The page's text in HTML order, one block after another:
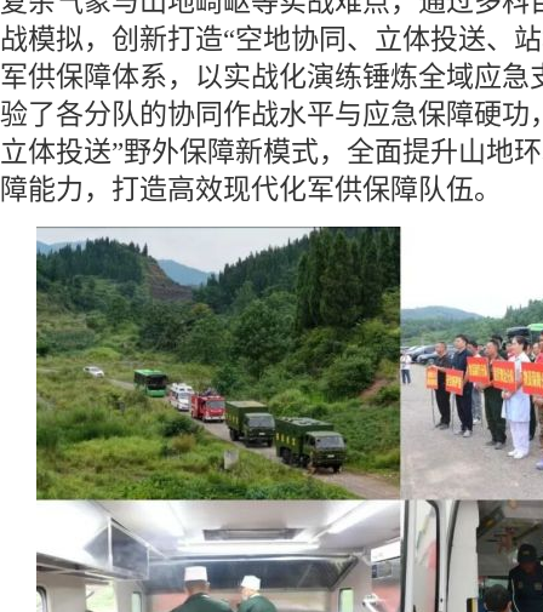
战模拟，创新打造“空地协同、立体投送、
军供保障体系，以实战化演练锤炼全域应急
验了各分队的协同作战水平与应急保障硬功
立体投送”野外保障新模式，全面提升山地
障能力，打造高效现代化军供保障队伍。